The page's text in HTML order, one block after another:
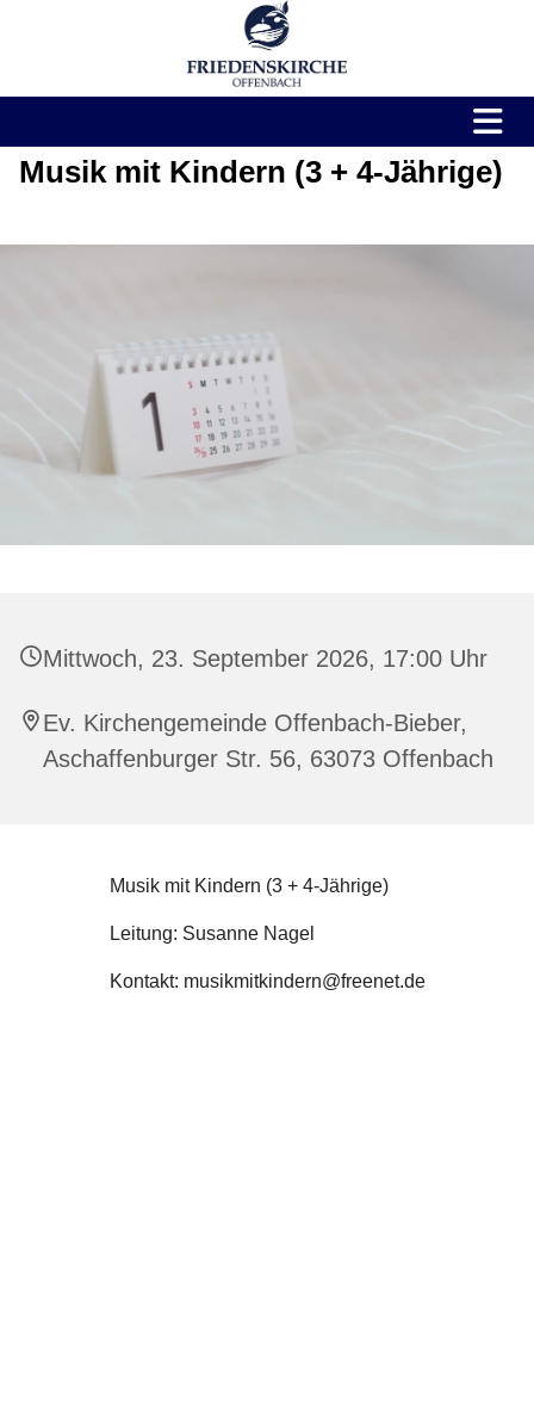
Musik mit Kindern (3 + 4-Jährige)
Mittwoch, 23. September 2026, 17:00 Uhr
Ev. Kirchengemeinde Offenbach-Bieber,
Aschaffenburger Str. 56, 63073 Offenbach
Musik mit Kindern (3 + 4-Jährige)
Leitung: Susanne Nagel
Kontakt: musikmitkindern@freenet.de